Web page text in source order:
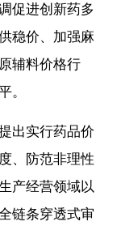
促进创新药多
稳价、加强麻
辅料价格行
。
出实行药品价
、防范非理性
产经营领域以
链条穿透式审